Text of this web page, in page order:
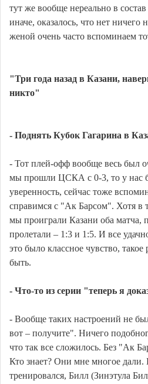
тут же вообще нереально в
иначе, оказалось, что нет ничего
женой очень часто вспоминаем
"Три года назад в Казани,
никто"
- Поднять Кубок Гагарина в
- Тот плей-офф вообще весь был
мы прошли ЦСКА с 0-3, то у нас
уверенность, сейчас тоже
справимся с "Ак Барсом". Хотя в
мы проиграли Казани оба матча,
пролетали – 1:3 и 1:5. И все
это было классное чувство,
быть.
- Что-то из серии "теперь я
- Вообще таких настроений не
вот – получите". Ничего
что так все сложилось. Без "Ак
Кто знает? Они мне многое дали.
тренировался, Билл (Зинэтула